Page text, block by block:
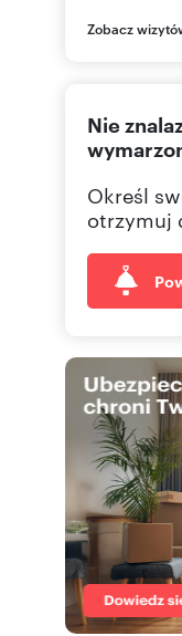
71 310
Zobacz
Nie
Określ
otrzymuj